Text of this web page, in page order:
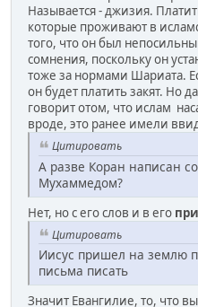
Называется - джизия.
которые проживают в
того, что он был
сомнения, поскольку он
тоже за нормами Шариата.
он будет платить закят. Но
говорит отом, что ислам
вроде, это ранее имели
Цитировать
А разве Коран написан
Мухаммедом?
Нет, но с его слов и в его
Цитировать
Иисус пришел на землю
письма писать
Значит Евангилие, то, что